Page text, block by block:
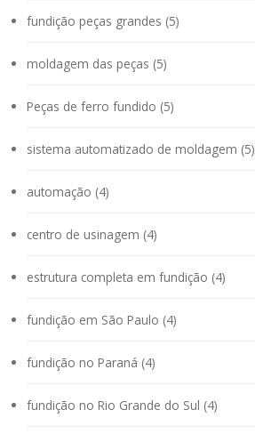
fundição peças grandes (5)
moldagem das peças (5)
Peças de ferro fundido (5)
sistema automatizado de moldagem (5)
automação (4)
centro de usinagem (4)
estrutura completa em fundição (4)
fundição em São Paulo (4)
fundição no Paraná (4)
fundição no Rio Grande do Sul (4)